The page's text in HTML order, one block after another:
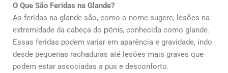
O Que São Feridas na Glande?
As feridas na glande são, como o nome sugere, lesões na
extremidade da cabeça do pênis, conhecida como glande.
Essas feridas podem variar em aparência e gravidade, indo
desde pequenas rachaduras até lesões mais graves que
podem estar associadas a pus e desconforto.